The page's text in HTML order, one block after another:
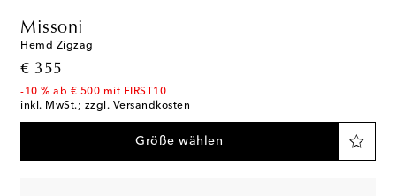
Missoni
Hemd Zigzag
€ 355
original price
-10 % ab € 500 mit FIRST10
inkl. MwSt.; zzgl. Versandkosten
Größe wählen